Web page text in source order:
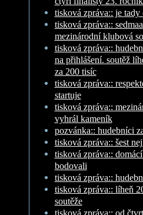
tisková zpráva:: je
tisková zpráva::
mezinárodní klubová
tisková zpráva::
na přihlášení. soutěž
za 200 tisíc
tisková zpráva::
startuje
tisková zpráva::
vyhrál kameník
pozvánka:: hudebníci
tisková zpráva:: šest
tisková zpráva::
bodovali
tisková zpráva::
tisková zpráva:: líheň
soutěže